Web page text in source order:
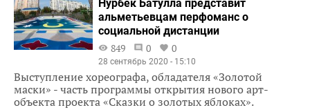
Нурбек Батулла представит
альметьевцам перфоманс о
социальной дистанции
849
0 0
28 сентябрь 2020 - 15:10
Выступление хореографа, обладателя «Золотой
маски» - часть программы открытия нового арт-
объекта проекта «Сказки о золотых яблоках».